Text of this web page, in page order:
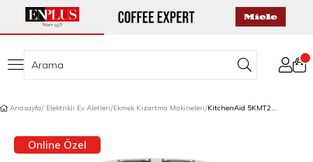
Anasayfa Elektrikli Ev Aletleri Ekmek Kızartma Makineleri KitchenAid 5KMT2109 2 Dilim Ekmek Kızartma Makinesi Empire Red
Online Özel